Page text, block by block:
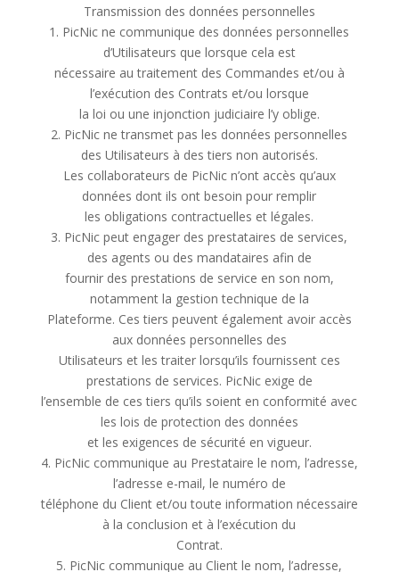
Transmission des données personnelles
1. PicNic ne communique des données personnelles
d’Utilisateurs que lorsque cela est
nécessaire au traitement des Commandes et/ou à
l’exécution des Contrats et/ou lorsque
la loi ou une injonction judiciaire l’y oblige.
2. PicNic ne transmet pas les données personnelles
des Utilisateurs à des tiers non autorisés.
Les collaborateurs de PicNic n’ont accès qu’aux
données dont ils ont besoin pour remplir
les obligations contractuelles et légales.
3. PicNic peut engager des prestataires de services,
des agents ou des mandataires afin de
fournir des prestations de service en son nom,
notamment la gestion technique de la
Plateforme. Ces tiers peuvent également avoir accès
aux données personnelles des
Utilisateurs et les traiter lorsqu’ils fournissent ces
prestations de services. PicNic exige de
l’ensemble de ces tiers qu’ils soient en conformité avec
les lois de protection des données
et les exigences de sécurité en vigueur.
4. PicNic communique au Prestataire le nom, l’adresse,
l’adresse e-mail, le numéro de
téléphone du Client et/ou toute information nécessaire
à la conclusion et à l’exécution du
Contrat.
5. PicNic communique au Client le nom, l’adresse,